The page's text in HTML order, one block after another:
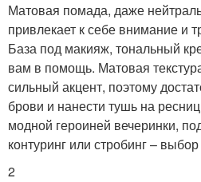
Матовая помада, даже
привлекает к себе внимание и
База под макияж, тональный
вам в помощь. Матовая
сильный акцент, поэтому
брови и нанести тушь на
модной героиней вечеринки,
контуринг или стробинг –
2